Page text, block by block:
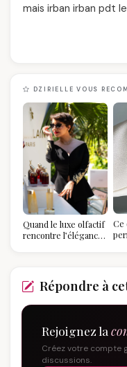
mais irban irban pdt
DZIRIELLE VOUS
Quand le luxe olfactif
rencontre l’élégance
temps
Ce
Répondre à
Rejoignez la
Créez votre compte
discussions.